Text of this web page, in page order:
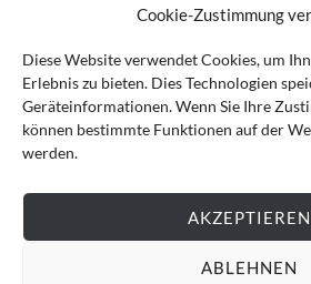
Cookie-Zustimmung
Diese Website verwendet Cookies, um
Erlebnis zu bieten. Dies Technologien
Geräteinformationen. Wenn Sie Ihre
können bestimmte Funktionen auf der
werden.
AKZEPTIEREN
ABLEHNEN
Mein Bestellkonto
Cookie-Richtlinie (EU) Impressum
VERTRAG WIDERRUFEN